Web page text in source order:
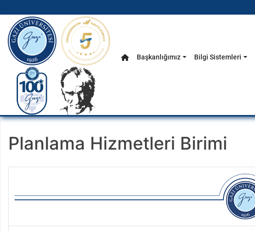
Ana Menü
gazi.edu.tr
Anasayfa
Başkanlığımız Bilgi Sistemleri
Planlama Hizmetleri Birimi